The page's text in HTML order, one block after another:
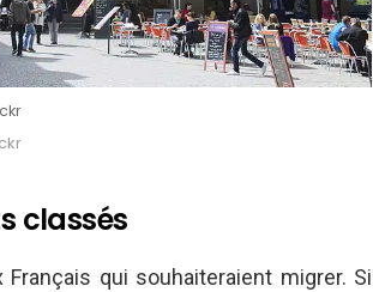
classés
qui souhaiteraient migrer. Si